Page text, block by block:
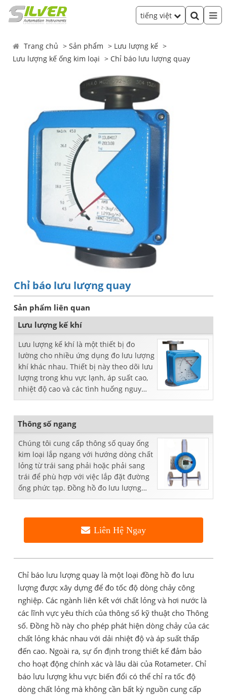
tiếng việt
Trang chủ Sản phẩm
Lưu lượng kế
Lưu lượng kế ống kim loại
Chỉ báo lưu lượng quay
Chỉ báo lưu lượng quay
Sản phẩm liên quan
Lưu lượng kế khí
Lưu lượng kế khí là một thiết bị đo
lường cho nhiều ứng dụng đo lưu lượng
khí khác nhau. Thiết bị này theo dõi lưu
lượng trong khu vực lạnh, áp suất cao,
nhiệt độ cao và các tình huống nguy
hiểm khác...
Thông số ngang
Chúng tôi cung cấp thông số quay ống
kim loại lắp ngang với hướng dòng chất
lỏng từ trái sang phải hoặc phải sang
trái để phù hợp với việc lắp đặt đường
ống phức tạp. Đồng hồ đo lưu lượng
khu vực biến đổi thường là ...
Liên Hệ Ngay
Chỉ báo lưu lượng quay là một loại đồng hồ đo lưu
lượng được xây dựng để đo tốc độ dòng chảy công
nghiệp. Các ngành liên kết với chất lỏng và hơi nước là
các lĩnh vực yêu thích của thông số kỹ thuật cho Thông
số. Đồng hồ này cho phép phát hiện dòng chảy của các
chất lỏng khác nhau với dải nhiệt độ và áp suất thấp
đến cao. Ngoài ra, sự ổn định trong thiết kế đảm bảo
cho hoạt động chính xác và lâu dài của Rotameter. Chỉ
báo lưu lượng khu vực biến đổi có thể chỉ ra tốc độ
dòng chất lỏng mà không cần bất kỳ nguồn cung cấp